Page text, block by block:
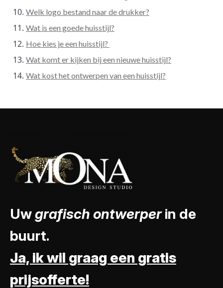
Welk logo bestand naar de drukker?
Wat is een goede huisstijl?
Hoe kies je een huisstijl?
Wat komt er kijken bij een nieuwe huisstijl?
Wat kost het ontwerpen van een huisstijl?
Uwgrafisch ontwerperin de
buurt.
Ja, ik wil graag een gratis
prijsofferte!